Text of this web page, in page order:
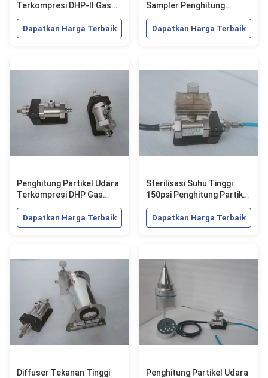
Terkompresi DHP-II Gas
Tidak Mudah Terbakar
0,2MPa
Dapatkan Harga Terbaik
Sampler Penghitung
Partikel Udara
Terkompresi DHP-II
Dapatkan Harga Terbaik
Penghitung Partikel Udara
Terkompresi DHP Gas
Tidak Berbahaya 28.3L
30psi
Dapatkan Harga Terbaik
Sterilisasi Suhu Tinggi
150psi Penghitung Partikel
Gas Inert SUS316L
Dapatkan Harga Terbaik
Diffuser Tekanan Tinggi
Penghitung Partikel Udara